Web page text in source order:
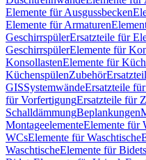
Elemente für Ausgussbecken
Elemente für Armaturen
GeschirrspülerErsatzteile für
GeschirrspülerElemente für
KonsollastenElemente für
KüchenspülenZubehör
GISSystemwändeErsatzteile
für VorfertigungErsatzteile für
SchalldämmungBeplankungen
MontageelementeElemente für
WCsElemente für Waschtische
WaschtischeElemente für Bidets